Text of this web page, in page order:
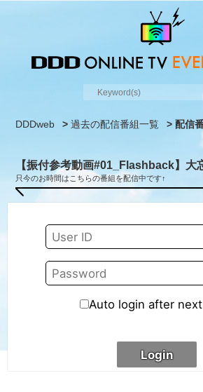
DDDweb >過去の配信番組一覧 > 配信
【振付参考動画#01_Flashback】大
只今のお時間はこちらの番組を配信中です↑